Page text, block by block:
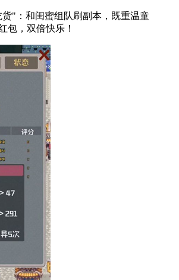
"：和闺蜜组队刷副本，既重温童
包，双倍快乐！